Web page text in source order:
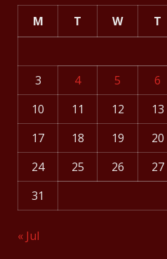
M T W T
3
4 5 6
10
11 12 13
17
18 19 20
24
25 26 27
31
« Jul